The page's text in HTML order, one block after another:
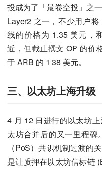
投成为了「最卷空投」之
Layer2 之一，不少用户
线的价格为 1.35 美元，
近，但截止撰文 OP 的价
于 ARB 的 1.38 美元。
三、以太坊上海升级
4 月 12 日进行的以太坊
太坊合并后的又一里程碑
（PoS）共识机制过渡的
是让质押在以太坊信标链